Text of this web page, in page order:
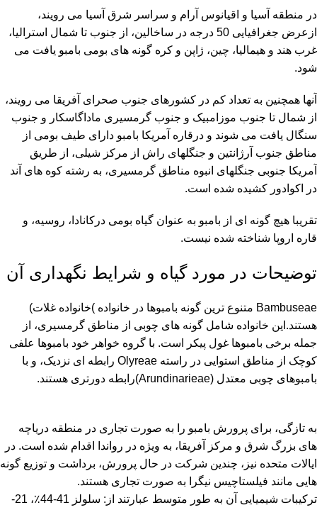
در منطقه آسیا و اقیانوس آرام و سراسر شرق آسیا می رویند،
ازعرض جغرافیایی 50 درجه در ساخالین، از جنوب تا شمال استرالیا،
غرب هند و هیمالیا، چین، ژاپن و کره گونه های بومی بامبو یافت می
شود.
آنها همچنین به تعداد کم در کشورهای جنوب صحرای آفریقا می رویند،
از شمال تا جنوب موزامبیک و جنوب گرمسیری ماداگاسکار و جنوب
سنگال یافت می شوند و درقاره آمریکا بامبو دارای طیف بومی از
مناطق جنوب آرژانتین و جنگلهای راش از مرکز شیلی، از طریق
آمریکا جنوبی جنگلهای انبوه مناطق گرمسیری، به رشته کوه های آند
در اکوادور کشیده شده است.
تقریبا هیچ گونه ای از بامبو به عنوان گیاه بومی درکانادا، روسیه، و
قاره اروپا شناخته شده نیست.
توضیحات در مورد گیاه و شرایط نگهداری آن
Bambuseae متنوع ترین گونه بامبوها در خانواده )خانواده غلات)
هستند.این خانواده شامل گونه های چوبی از مناطق گرمسیری، از
جمله برخی بامبوها غول پیکر است. با گروه خواهر خود بامبوها علفی
کوچک از مناطق استوایی در راسته Olyreae رابطه ای نزدیک، و با
بامبوهای چوبی معتدل (Arundinarieae)رابطه دورتری هستند.
به تازگی، برای پرورش بامبو را به صورت تجاری در منطقه دریاچه
های بزرگ شرق و مرکز آفریقا، به ویژه در رواندا اقدام شده است. در
ایالات متحده نیز، چندین شرکت در حال پرورش، برداشت و توزیع گونه
هایی مانند فیلستاچیس نیگرا به صورت تجاری هستند.
​​ترکیبات شیمیایی آن به طور متوسط عبارتند از: سلولز 41-44٪، 21-